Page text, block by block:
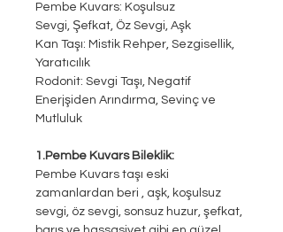
Pembe Kuvars: Koşulsuz
Sevgi, Şefkat, Öz Sevgi, Aşk
Kan Taşı: Mistik Rehper, Sezgisellik,
Yaratıcılık
Rodonit: Sevgi Taşı, Negatif
Enerjşiden Arındırma, Sevinç ve
Mutluluk
1.Pembe Kuvars Bileklik:
Pembe Kuvars taşı eski
zamanlardan beri , aşk, koşulsuz
sevgi, öz sevgi, sonsuz huzur, şefkat,